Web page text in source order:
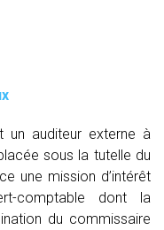
un auditeur externe à
sous la tutelle du
une mission d’intérêt
comptable dont la
du commissaire